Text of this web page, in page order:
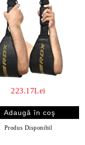
223.17Lei
Produs Disponibil